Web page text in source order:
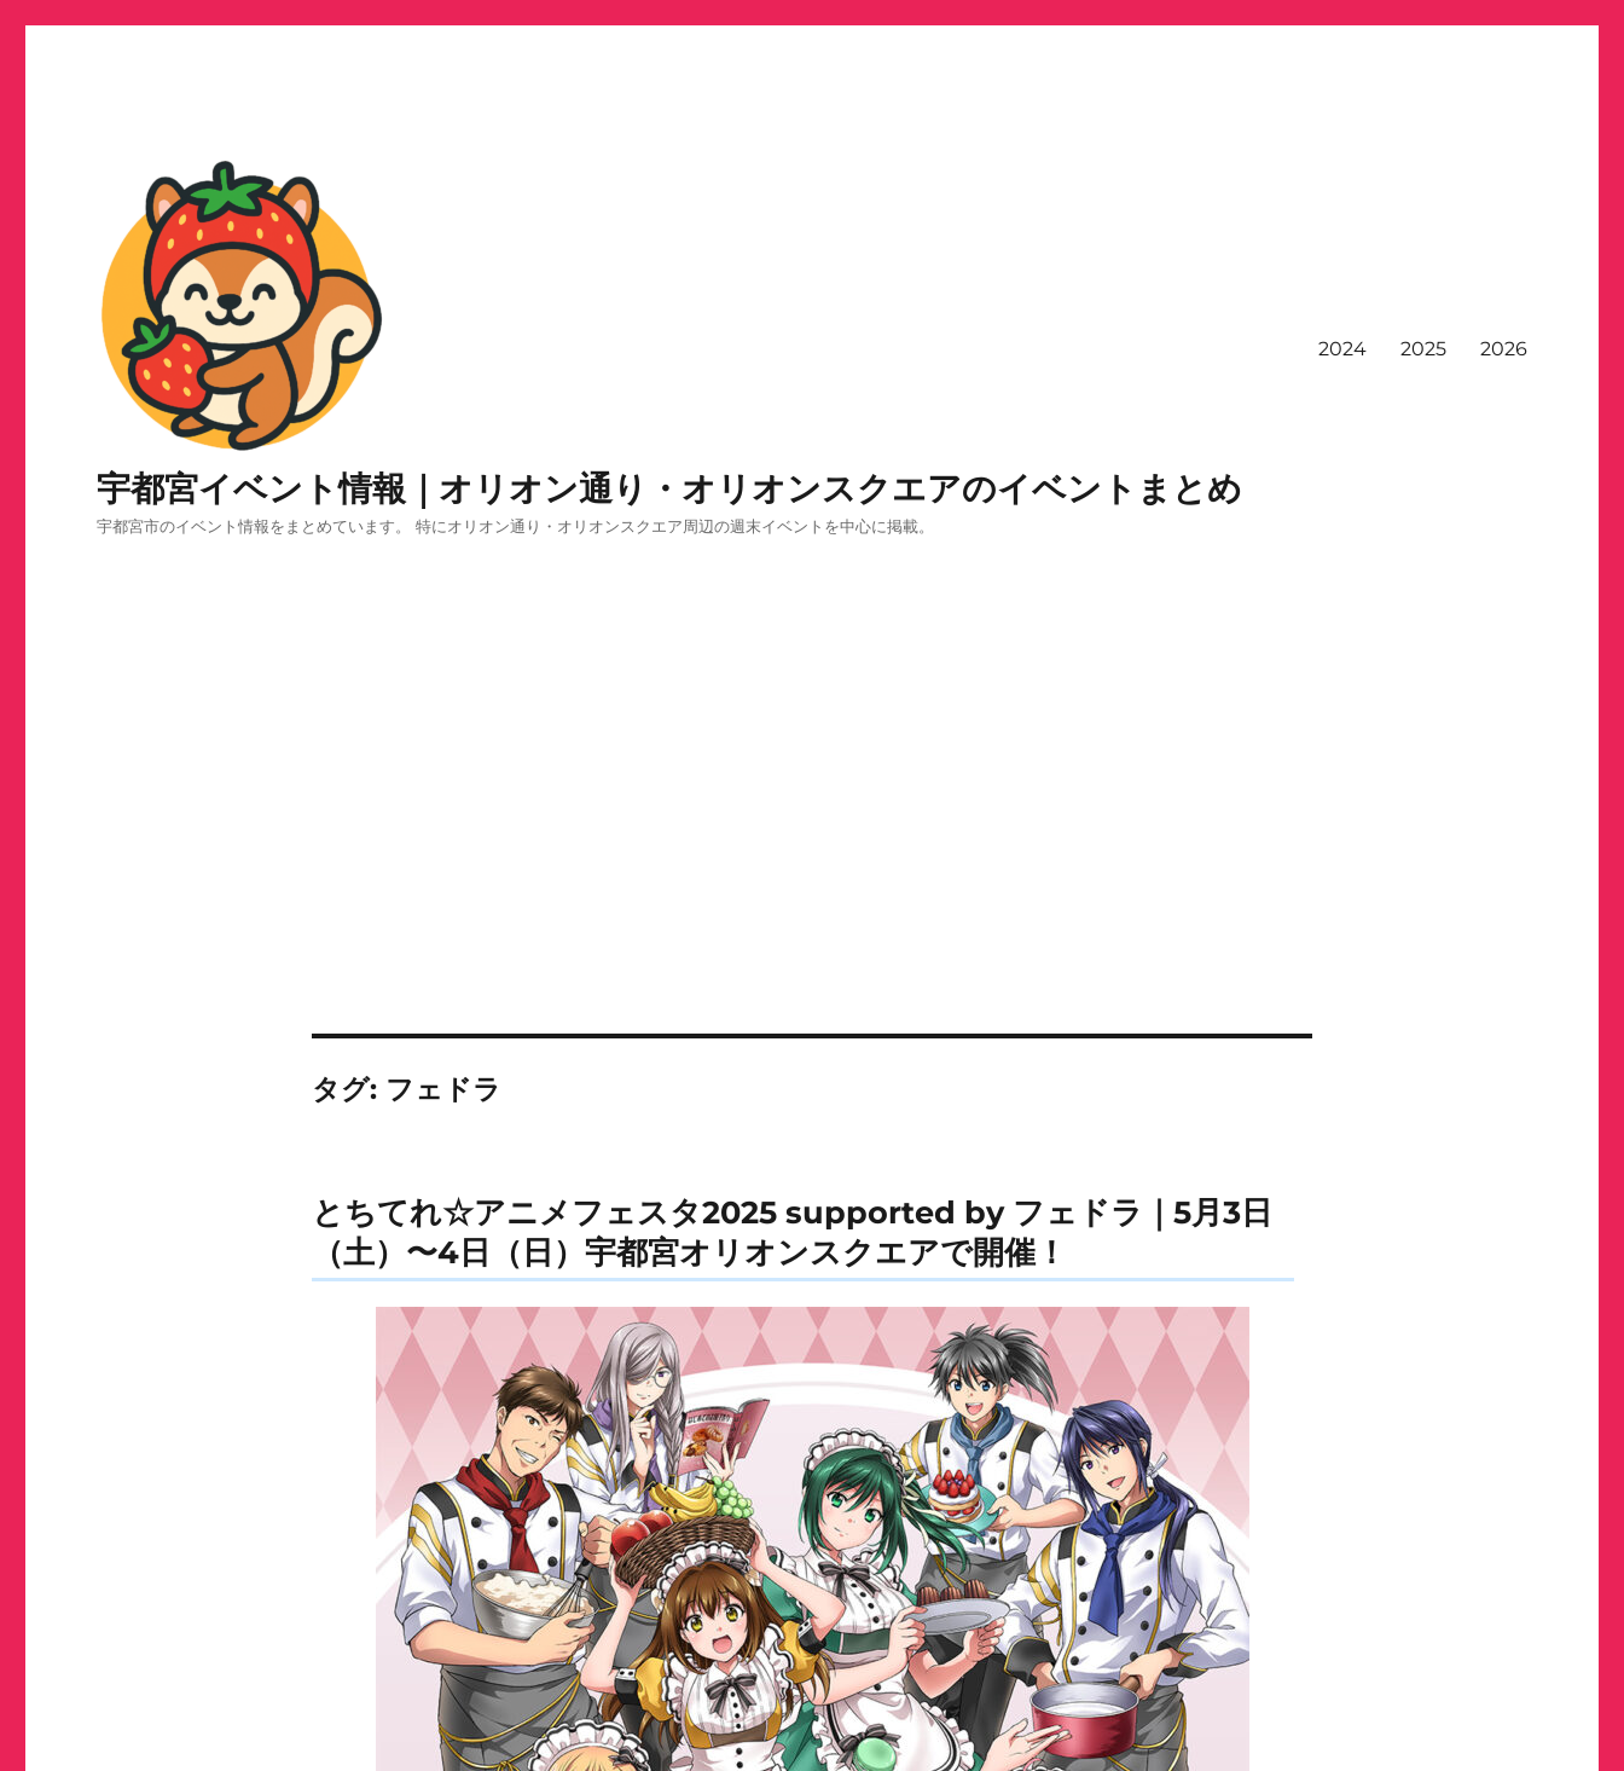
宇都宮イベント情報｜オリオン通り・オリオンスクエアのイベントまとめ
宇都宮市のイベント情報をまとめています。 特にオリオン通り・オリオンスクエア周辺の週末イベントを中心に掲載。
2024 2025 2026
タグ: フェドラ
とちてれ☆アニメフェスタ2025 supported by フェドラ｜5月3日
（土）〜4日（日）宇都宮オリオンスクエアで開催！